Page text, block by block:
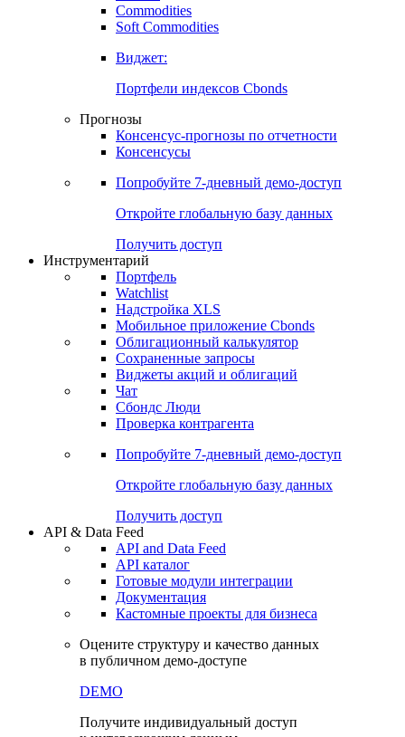
Commodities
Золото
Бензин
Soft Commodities
Виджет:
Портфели индексов Cbonds
Прогнозы
Консенсусы
Попробуйте7-дневный
Откройте глобальную базу данных
Получить доступ
Инструментарий
Портфель
Watchlist
Надстройка XLS
Мобильное приложение Cbonds
Облигационный калькулятор
Сохраненные запросы
Чат
Проверка контрагента
Попробуйте7-дневный
Откройте глобальную базу данных
Получить доступ
API & Data Feed
API and Data Feed
Готовые модули интеграции
Документация
в публичном демо-доступе